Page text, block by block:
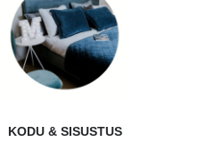
KODU & SISUSTUS